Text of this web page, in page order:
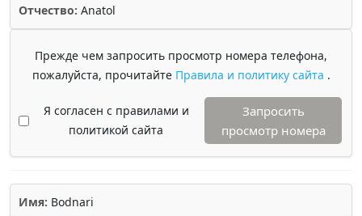
Отчество: Anatol
Прежде чем запросить просмотр номера телефона,
пожалуйста, прочитайте Правила и политику сайта .
Я согласен с правилами и
политикой сайта
Запросить
просмотр номера
Имя: Bodnari